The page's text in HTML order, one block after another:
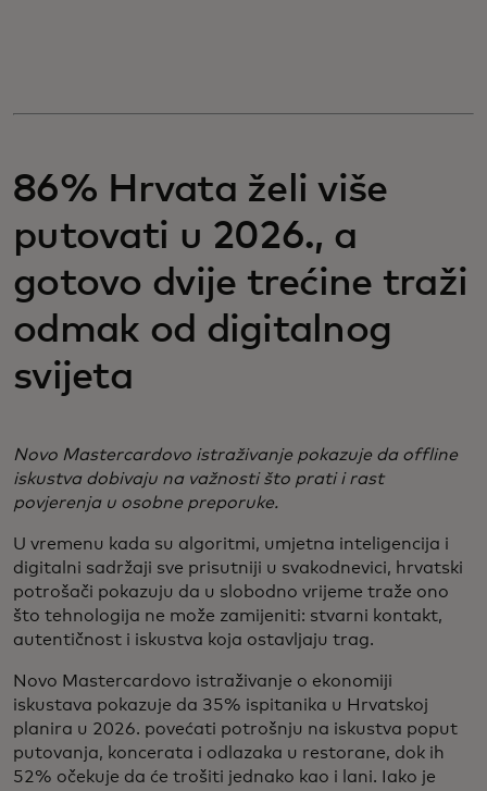
Za svijet
Za inovatore
Novosti i trendovi
86% Hrvata želi više
putovati u 2026., a
gotovo dvije trećine traži
odmak od digitalnog
svijeta
Novo Mastercardovo istraživanje pokazuje da offline
iskustva dobivaju na važnosti što prati i rast
povjerenja u osobne preporuke.
U vremenu kada su algoritmi, umjetna inteligencija i
digitalni sadržaji sve prisutniji u svakodnevici, hrvatski
potrošači pokazuju da u slobodno vrijeme traže ono
što tehnologija ne može zamijeniti: stvarni kontakt,
autentičnost i iskustva koja ostavljaju trag.
Novo Mastercardovo istraživanje o ekonomiji
iskustava pokazuje da 35% ispitanika u Hrvatskoj
planira u 2026. povećati potrošnju na iskustva poput
putovanja, koncerata i odlazaka u restorane, dok ih
52% očekuje da će trošiti jednako kao i lani. Iako je